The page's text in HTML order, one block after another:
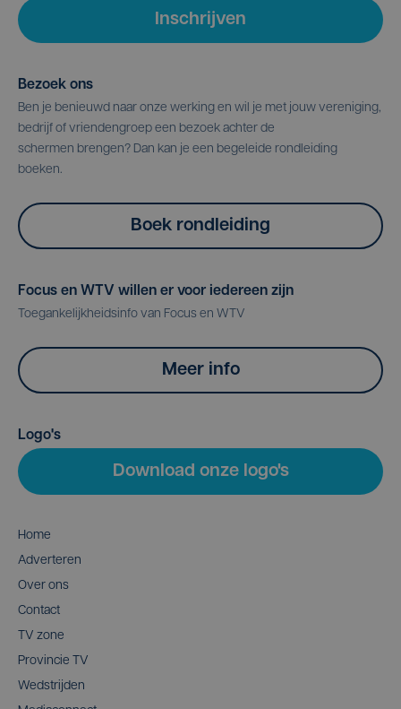
Inschrijven
Bezoek ons
Ben je benieuwd naar onze werking en wil je met jouw vereniging,
bedrijf of vriendengroep een bezoek achter de
schermen brengen? Dan kan je een begeleide rondleiding
boeken.
Boek rondleiding
Focus en WTV willen er voor iedereen zijn
Toegankelijkheidsinfo van Focus en WTV
Meer info
Logo's
Download onze logo's
Home
Adverteren
Over ons
Contact
TV zone
Provincie TV
Wedstrijden